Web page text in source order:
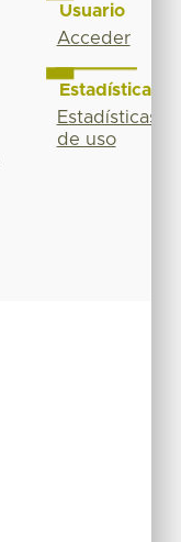
Usuario
Acceder
Estadísticas
Estadísticas
de uso